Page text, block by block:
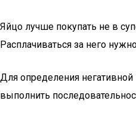
Яйцо лучше покупать не в
Расплачиваться за него
Для определения
выполнить